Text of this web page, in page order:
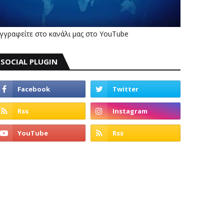
στο κανάλι μας στο YouTube
SOCIAL PLUGIN